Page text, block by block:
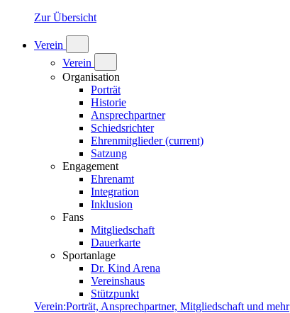
Zur Übersicht
Verein
Verein
Organisation
Porträt
Historie
Ansprechpartner
Schiedsrichter
Ehrenmitglieder(current)
Satzung
Engagement
Ehrenamt
Integration
Inklusion
Fans
Mitgliedschaft
Dauerkarte
Sportanlage
Dr. Kind Arena
Vereinshaus
Stützpunkt
Verein:Porträt, Ansprechpartner, Mitgliedschaft und mehr